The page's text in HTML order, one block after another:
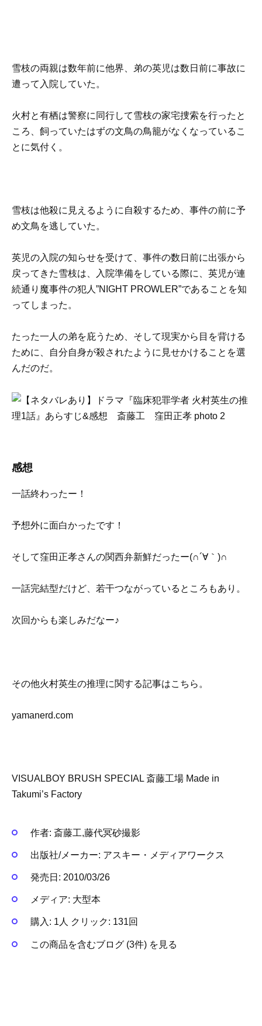
雪枝の両親は数年前に他界、弟の英児は数日前に事故に
遭って入院していた。
火村と有栖は警察に同行して雪枝の家宅捜索を行ったと
ころ、飼っていたはずの文鳥の鳥籠がなくなっているこ
とに気付く。
雪枝は他殺に見えるように自殺するため、事件の前に予
め文鳥を逃していた。
英児の入院の知らせを受けて、事件の数日前に出張から
戻ってきた雪枝は、入院準備をしている際に、英児が連
続通り魔事件の犯人”NIGHT PROWLER”であることを知
ってしまった。
たった一人の弟を庇うため、そして現実から目を背ける
ために、自分自身が殺されたように見せかけることを選
んだのだ。
感想
一話終わったー！
予想外に面白かったです！
そして窪田正孝さんの関西弁新鮮だったー(∩´∀｀)∩
一話完結型だけど、若干つながっているところもあり。
次回からも楽しみだなー♪
その他火村英生の推理に関する記事はこちら。
yamanerd.com
VISUALBOY BRUSH SPECIAL 斎藤工場 Made in
Takumi’s Factory
作者: 斎藤工,藤代冥砂撮影
出版社/メーカー: アスキー・メディアワークス
発売日: 2010/03/26
メディア: 大型本
購入: 1人 クリック: 131回
この商品を含むブログ (3件) を見る